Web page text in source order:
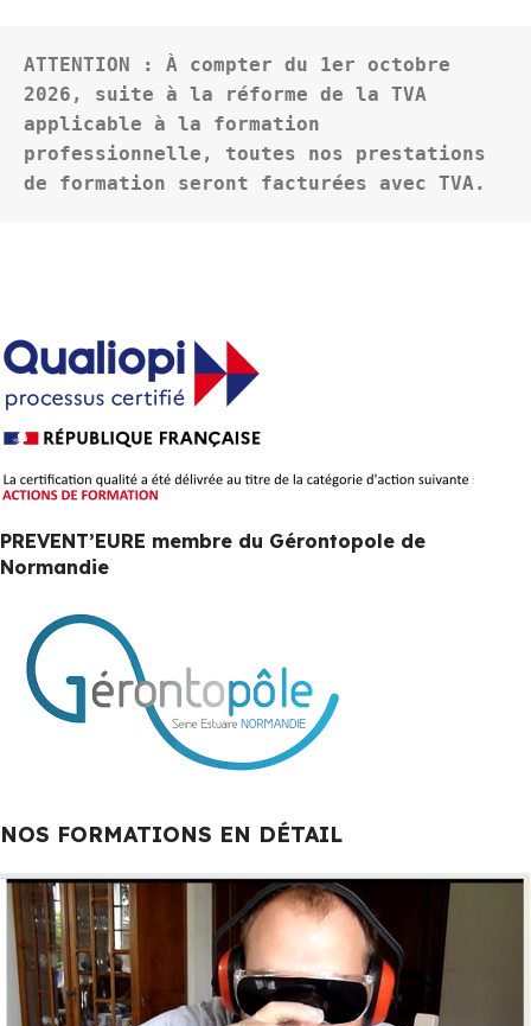
ATTENTION : À compter du 1er octobre
2026, suite à la réforme de la TVA
applicable à la formation
professionnelle, toutes nos prestations
PREVENT’EURE membre du Gérontopole de
Normandie
NOS FORMATIONS EN DÉTAIL